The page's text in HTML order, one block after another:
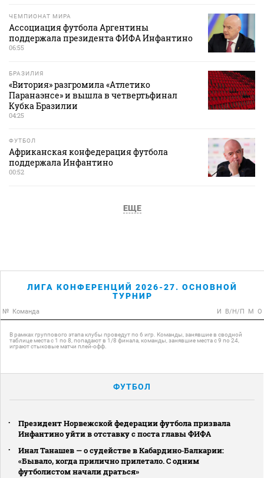
ЧЕМПИОНАТ МИРА
Ассоциация футбола Аргентины
поддержала президента ФИФА Инфантино
06:55
БРАЗИЛИЯ
«Витория» разгромила «Атлетико
Паранаэнсе» и вышла в четвертьфинал
Кубка Бразилии
04:25
ФУТБОЛ
Африканская конфедерация футбола
поддержала Инфантино
00:52
ЕЩЕ
ЛИГА КОНФЕРЕНЦИЙ 2026-27. ОСНОВНОЙ
ТУРНИР
№ Команда И В/Н/П М О
В рамках группового этапа клубы проведут по 6 игр. Команды, занявшие в сводной
таблице места с 1 по 8, попадают в 1/8 финала, команды, занявшие места с 9 по 24,
играют стыковые матчи плей-офф.
ФУТБОЛ
Президент Норвежской федерации футбола призвала
Инфантино уйти в отставку с поста главы ФИФА
Инал Танашев — о судействе в Кабардино‑Балкарии:
«Бывало, когда прилично прилетало. С одним
футболистом начали драться»